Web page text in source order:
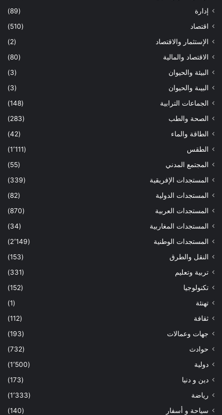
إدارة
(89)
اقتصاد
(510)
الإستثمار والاقتصاد
(2)
الاقتصاد والمالية
(80)
البيئة والحيوان
(3)
البيىة والحيوان
(3)
الجماعات الترابية
(148)
الصحة والطب
(283)
الطاقة والماء
(42)
الطقس
(1٬111)
المجتمع المدني
(55)
المستجدات الإفريقية
(339)
المستجدات الدولية
(82)
المستجدات العربية
(870)
المستجدات المغاربية
(34)
المستجدات الوطنية
(2٬149)
النقل والطرق
(153)
تربية وتعليم
(331)
تكنولوجيا
(152)
تهنئة
(1)
ثقافة
(112)
جهات وعمالات
(193)
حوادث
(732)
دولية
(1٬500)
دين و دنيا
(173)
رياضة
(1٬333)
سياحة و أسفار
(140)